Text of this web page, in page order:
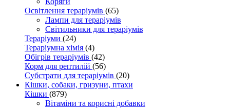
Освітлення тераріумів (65)
Лампи для тераріумів
Світильники для тераріумів
Тераріуми (24)
Тераріумна хімія (4)
Обігрів тераріумів (42)
Корм для рептилій (56)
Субстрати для тераріумів (20)
Кішки, собаки, гризуни, птахи
Кішки (879)
Вітаміни та корисні добавки